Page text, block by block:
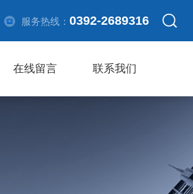
服务热线： 0392-2689316
在线留言 联系我们